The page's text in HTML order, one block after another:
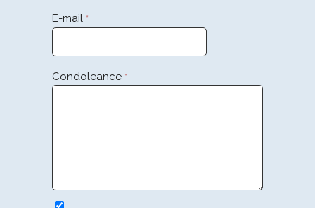
E-mail *
Condoleance *